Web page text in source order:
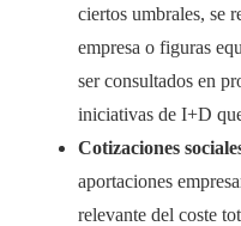
ciertos umbrales, se
empresa o figuras
ser consultados en
iniciativas de I+D
Cotizaciones
aportaciones
relevante del coste